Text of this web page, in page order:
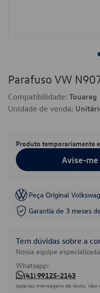
Parafuso VW
Compatibilidade: Touareg
Unidade de venda:
Produto temporariamente
Avise-
Peça Original
Garantia de 3 meses
Tem dúvidas sobre a
Nossa equipe
Whatsapp:
(41) 99125-2143
(apenas mensagens de texto, não